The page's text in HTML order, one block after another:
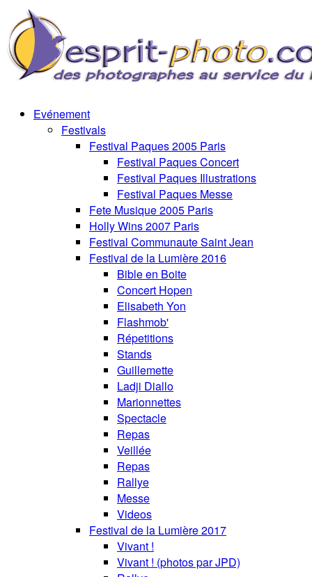
Evénement
Festivals
Festival Paques 2005 Paris
Festival Paques Concert
Festival Paques Illustrations
Festival Paques Messe
Fete Musique 2005 Paris
Holly Wins 2007 Paris
Festival Communaute Saint Jean
Festival de la Lumière 2016
Bible en Boite
Concert Hopen
Elisabeth Yon
Flashmob'
Répetitions
Stands
Guillemette
Ladji Diallo
Marionnettes
Spectacle
Repas
Veillée
Repas
Rallye
Messe
Videos
Festival de la Lumière 2017
Vivant !
Vivant ! (photos par JPD)